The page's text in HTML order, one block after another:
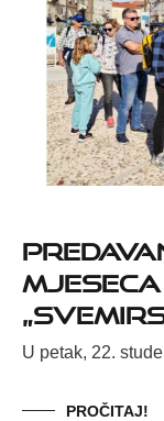
U petak, 22.
PROČITAJ!